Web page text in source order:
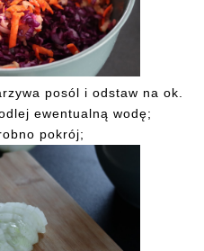
posól i odstaw na ok.
ewentualną wodę;
pokrój;